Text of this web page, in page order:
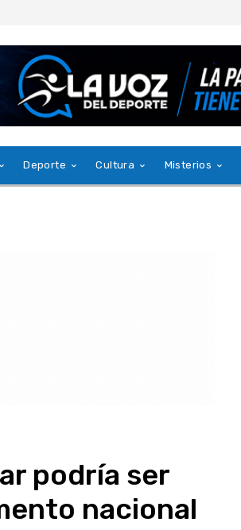
Deporte Cultura Misterios
podría ser
nacional